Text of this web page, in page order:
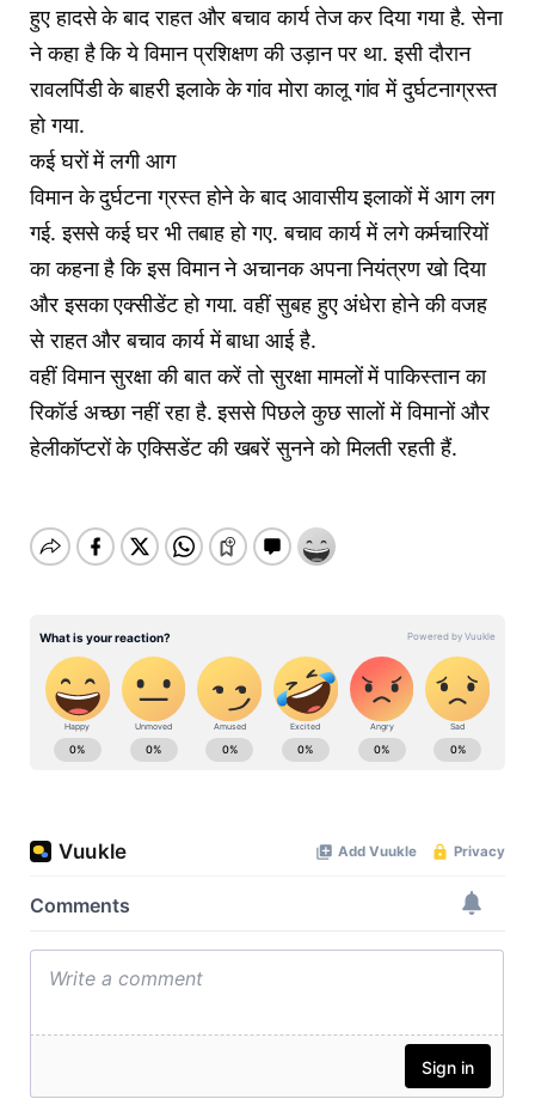
हुए हादसे के बाद राहत और बचाव कार्य तेज कर दिया गया है. सेना
ने कहा है कि ये विमान प्रशिक्षण की उड़ान पर था. इसी दौरान
रावलपिंडी के बाहरी इलाके के गांव मोरा कालू गांव में दुर्घटनाग्रस्त
हो गया.
कई घरों में लगी आग
विमान के दुर्घटना ग्रस्त होने के बाद आवासीय इलाकों में आग लग
गई. इससे कई घर भी तबाह हो गए. बचाव कार्य में लगे कर्मचारियों
का कहना है कि इस विमान ने अचानक अपना नियंत्रण खो दिया
और इसका एक्सीडेंट हो गया. वहीं सुबह हुए अंधेरा होने की वजह
से राहत और बचाव कार्य में बाधा आई है.
वहीं विमान सुरक्षा की बात करें तो सुरक्षा मामलों में पाकिस्तान का
रिकॉर्ड अच्छा नहीं रहा है. इससे पिछले कुछ सालों में विमानों और
हेलीकॉप्टरों के एक्सिडेंट की खबरें सुनने को मिलती रहती हैं.